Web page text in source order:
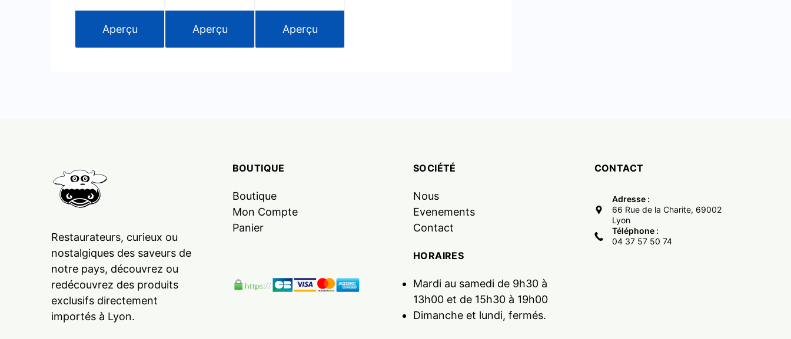
Aperçu Aperçu Aperçu
Restaurateurs, curieux ou
nostalgiques des saveurs de
notre pays, découvrez ou
redécouvrez des produits
exclusifs directement
importés à Lyon.
BOUTIQUE
Boutique
Mon Compte
Panier
SOCIÉTÉ
Nous
Evenements
Contact
HORAIRES
Mardi au samedi de 9h30 à
13h00 et de 15h30 à 19h00
Dimanche et lundi, fermés.
CONTACT
Adresse :
66 Rue de la Charite, 69002
Lyon
Téléphone :
04 37 57 50 74